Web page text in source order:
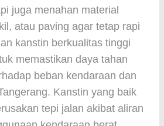
juga menahan material
atau paving agar tetap rapi
kanstin berkualitas tinggi
memastikan daya tahan
beban kendaraan dan
Kanstin yang baik
tepi jalan akibat aliran